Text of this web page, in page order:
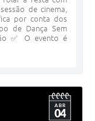
de cinema,
por conta dos
de Dança Sem
✅ O evento é
ABR
04